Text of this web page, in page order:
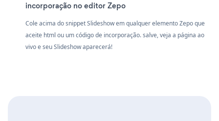
incorporação no editor Zepo
Cole acima do snippet Slideshow em qualquer elemento Zepo que
aceite html ou um código de incorporação. salve, veja a página ao
vivo e seu Slideshow aparecerá!